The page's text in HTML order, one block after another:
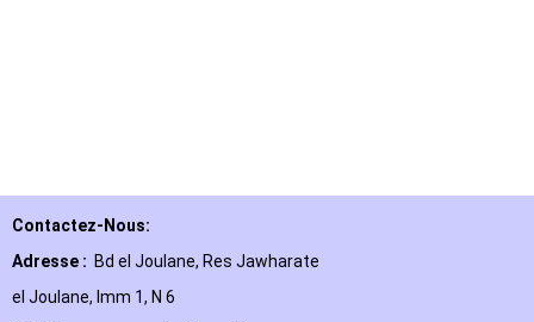
Contactez-Nous:
Adresse : Bd el Joulane, Res Jawharate
el Joulane, Imm 1, N 6